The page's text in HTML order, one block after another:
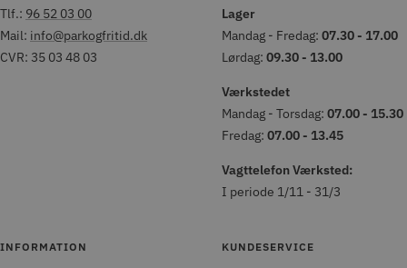
Tlf.: 96 52 03 00
Mail: info@parkogfritid.dk
CVR: 35 03 48 03
Lager
Mandag - Fredag: 07.30 - 17.00
Lørdag: 09.30 - 13.00
Værkstedet
Mandag - Torsdag: 07.00 - 15.30
Fredag: 07.00 - 13.45
Vagttelefon Værksted:
I periode 1/11 - 31/3
INFORMATION KUNDESERVICE